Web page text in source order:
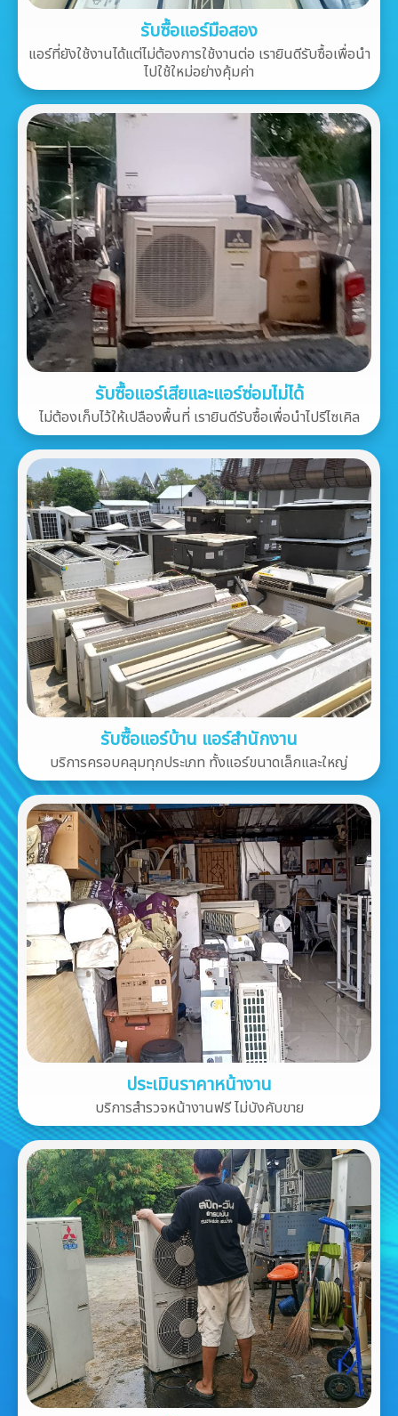
รับซื้อแอร์มือสอง
แอร์ที่ยังใช้งานได้แต่ไม่ต้องการใช้งานต่อ เรายินดีรับซื้อเพื่อนำ
ไปใช้ใหม่อย่างคุ้มค่า
รับซื้อแอร์เสียและแอร์ซ่อมไม่ได้
ไม่ต้องเก็บไว้ให้เปลืองพื้นที่ เรายินดีรับซื้อเพื่อนำไปรีไซเคิล
รับซื้อแอร์บ้าน แอร์สำนักงาน
บริการครอบคลุมทุกประเภท ทั้งแอร์ขนาดเล็กและใหญ่
ประเมินราคาหน้างาน
บริการสำรวจหน้างานฟรี ไม่บังคับขาย